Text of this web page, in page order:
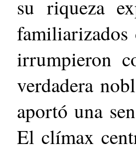
su riqueza
irrumpieron
verdadera
aportó una
El clímax